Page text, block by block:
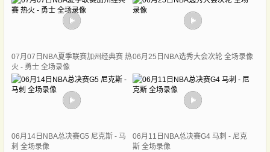
07月07日NBA夏季联赛加州经典赛 热
火 - 勇士 全场录像
06月25日NBA选秀大会次轮 全场录像
06月14日NBA总决赛G5 尼克斯 - 马
刺 全场录像
06月11日NBA总决赛G4 马刺 - 尼克
斯 全场录像